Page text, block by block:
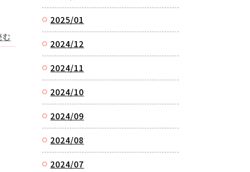
2025/01
2024/12
2024/11
2024/10
2024/09
2024/08
2024/07